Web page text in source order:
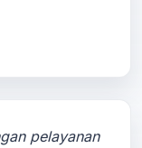
pelayanan